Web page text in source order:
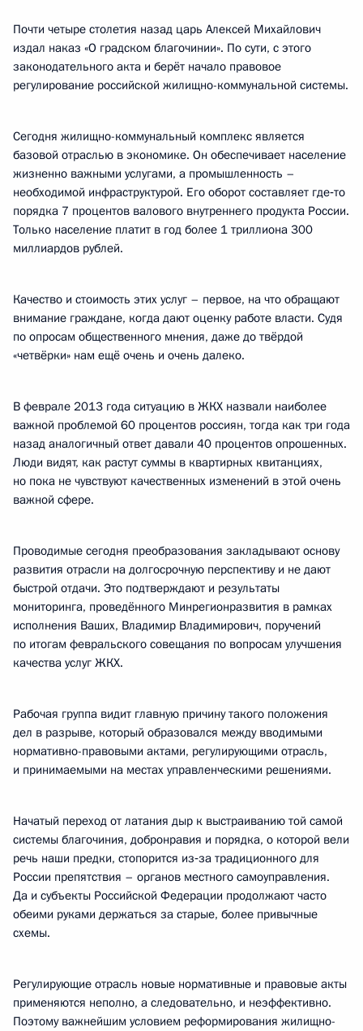
Почти четыре столетия назад царь Алексей Михайлович
издал наказ «О градском благочинии». По сути, с этого
законодательного акта и берёт начало правовое
регулирование российской жилищно-коммунальной системы.
Сегодня жилищно-коммунальный комплекс является
базовой отраслью в экономике. Он обеспечивает население
жизненно важными услугами, а промышленность –
необходимой инфраструктурой. Его оборот составляет где‑то
порядка 7 процентов валового внутреннего продукта России.
Только население платит в год более 1 триллиона 300
миллиардов рублей.
Качество и стоимость этих услуг – первое, на что обращают
внимание граждане, когда дают оценку работе власти. Судя
по опросам общественного мнения, даже до твёрдой
«четвёрки» нам ещё очень и очень далеко.
В феврале 2013 года ситуацию в ЖКХ назвали наиболее
важной проблемой 60 процентов россиян, тогда как три года
назад аналогичный ответ давали 40 процентов опрошенных.
Люди видят, как растут суммы в квартирных квитанциях,
но пока не чувствуют качественных изменений в этой очень
важной сфере.
Проводимые сегодня преобразования закладывают основу
развития отрасли на долгосрочную перспективу и не дают
быстрой отдачи. Это подтверждают и результаты
мониторинга, проведённого Минрегионразвития в рамках
исполнения Ваших, Владимир Владимирович, поручений
по итогам февральского совещания по вопросам улучшения
качества услуг ЖКХ.
Рабочая группа видит главную причину такого положения
дел в разрыве, который образовался между вводимыми
нормативно-правовыми актами, регулирующими отрасль,
и принимаемыми на местах управленческими решениями.
Начатый переход от латания дыр к выстраиванию той самой
системы благочиния, добронравия и порядка, о которой вели
речь наши предки, стопорится из‑за традиционного для
России препятствия – органов местного самоуправления.
Да и субъекты Российской Федерации продолжают часто
обеими руками держаться за старые, более привычные
схемы.
Регулирующие отрасль новые нормативные и правовые акты
применяются неполно, а следовательно, и неэффективно.
Поэтому важнейшим условием реформирования жилищно-